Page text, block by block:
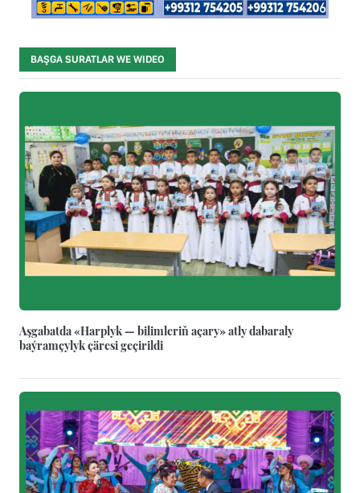
BAŞGA SURATLAR WE WIDEO
Aşgabatda «Harplyk — bilimleriň açary» atly dabaraly
baýramçylyk çäresi geçirildi